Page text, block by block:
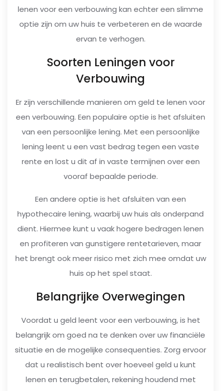
lenen voor een verbouwing kan echter een slimme
optie zijn om uw huis te verbeteren en de waarde
ervan te verhogen.
Soorten Leningen voor
Verbouwing
Er zijn verschillende manieren om geld te lenen voor
een verbouwing. Een populaire optie is het afsluiten
van een persoonlijke lening. Met een persoonlijke
lening leent u een vast bedrag tegen een vaste
rente en lost u dit af in vaste termijnen over een
vooraf bepaalde periode.
Een andere optie is het afsluiten van een
hypothecaire lening, waarbij uw huis als onderpand
dient. Hiermee kunt u vaak hogere bedragen lenen
en profiteren van gunstigere rentetarieven, maar
het brengt ook meer risico met zich mee omdat uw
huis op het spel staat.
Belangrijke Overwegingen
Voordat u geld leent voor een verbouwing, is het
belangrijk om goed na te denken over uw financiële
situatie en de mogelijke consequenties. Zorg ervoor
dat u realistisch bent over hoeveel geld u kunt
lenen en terugbetalen, rekening houdend met